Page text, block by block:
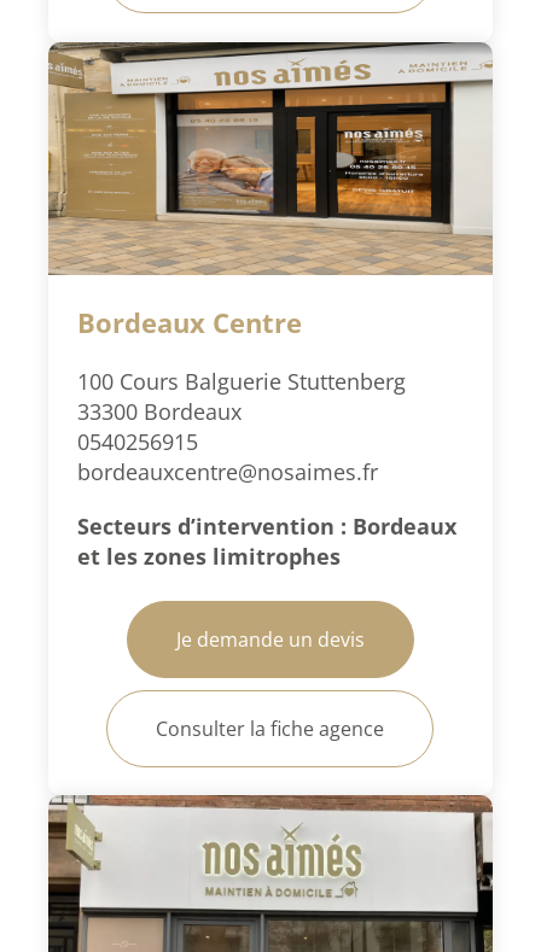
Bordeaux Centre
100 Cours Balguerie Stuttenberg
33300 Bordeaux
0540256915
bordeauxcentre@nosaimes.fr
Secteurs d’intervention : Bordeaux
et les zones limitrophes
Je demande un devis
Consulter la fiche agence